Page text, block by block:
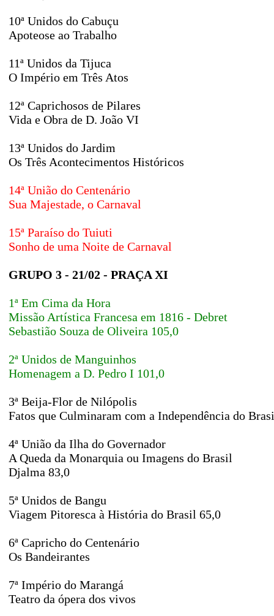
10ª Unidos do Cabuçu
Apoteose ao Trabalho
11ª Unidos da Tijuca
O Império em Três Atos
12ª Caprichosos de Pilares
Vida e Obra de D. João VI
13ª Unidos do Jardim
Os Três Acontecimentos Históricos
14ª União do Centenário
Sua Majestade, o Carnaval
15ª Paraíso do Tuiuti
Sonho de uma Noite de Carnaval
GRUPO 3 - 21/02 - PRAÇA XI
1ª Em Cima da Hora
Missão Artística Francesa em 1816 - Debret
Sebastião Souza de Oliveira 105,0
2ª Unidos de Manguinhos
Homenagem a D. Pedro I 101,0
3ª Beija-Flor de Nilópolis
Fatos que Culminaram com a Independência do
4ª União da Ilha do Governador
A Queda da Monarquia ou Imagens do Brasil
Djalma 83,0
5ª Unidos de Bangu
Viagem Pitoresca à História do Brasil 65,0
6ª Capricho do Centenário
Os Bandeirantes
7ª Império do Marangá
Teatro da ópera dos vivos